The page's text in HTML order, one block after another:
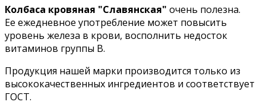
Колбаса кровяная "Славянская" очень полезна.
Ее ежедневное употребление может повысить
уровень железа в крови, восполнить недосток
витаминов группы В.
Продукция нашей марки производится только из
высококачественных ингредиентов и соответствует
ГОСТ.